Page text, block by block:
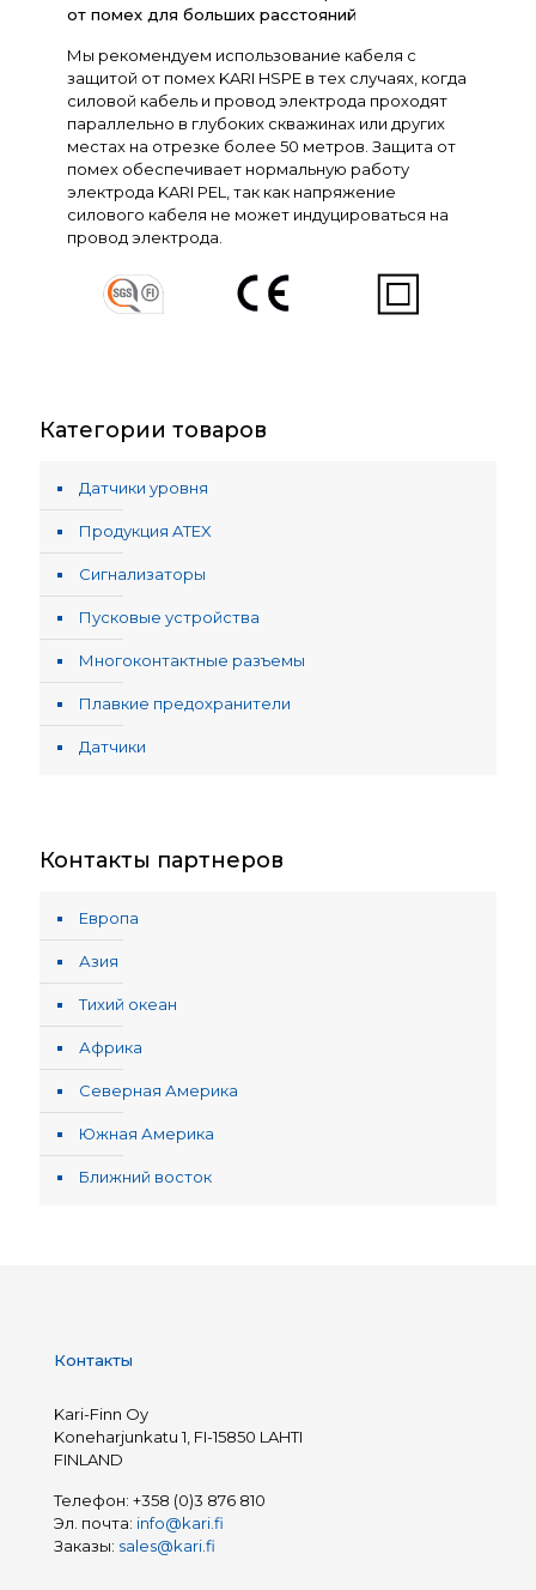
от помех для больших расстояний
Мы рекомендуем использование кабеля с
защитой от помех KARI HSPE в тех случаях, когда
силовой кабель и провод электрода проходят
параллельно в глубоких скважинах или других
местах на отрезке более 50 метров. Защита от
помех обеспечивает нормальную работу
электрода KARI PEL, так как напряжение
силового кабеля не может индуцироваться на
провод электрода.
Категории товаров
Датчики уровня
Продукция ATEX
Сигнализаторы
Пусковые устройства
Многоконтактные разъемы
Плавкие предохранители
Датчики
Контакты партнеров
Европа
Азия
Тихий океан
Африка
Северная Америка
Южная Америка
Ближний восток
Контакты
Kari-Finn Oy
Koneharjunkatu 1, FI-15850 LAHTI
FINLAND
Телефон: +358 (0)3 876 810
Эл. почта: info@kari.fi
Заказы: sales@kari.fi